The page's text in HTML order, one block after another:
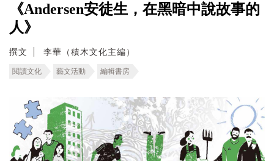
《Andersen安徒生，在黑暗中說故事的
人》
撰文 李華（積木文化主編）
閱讀文化 藝文活動 編輯書房